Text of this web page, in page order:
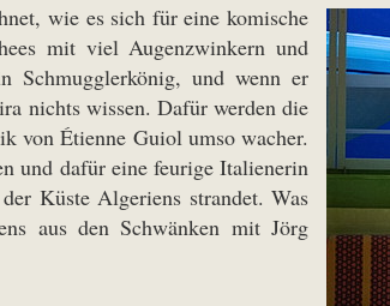
wie es sich für eine komische
mit viel Augenzwinkern und
Schmugglerkönig, und wenn er
nichts wissen. Dafür werden die
von Étienne Guiol umso wacher.
und dafür eine feurige Italienerin
Küste Algeriens strandet. Was
aus den Schwänken mit Jörg